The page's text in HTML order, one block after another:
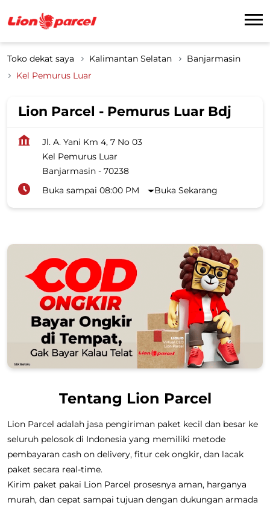
Toko dekat saya Kalimantan Selatan
Banjarmasin
Kel Pemurus Luar
Lion Parcel - Pemurus Luar Bdj
Jl. A. Yani Km 4, 7 No 03
Kel Pemurus Luar
Banjarmasin - 70238
Buka sampai 08:00 PM
Buka Sekarang
Tentang Lion Parcel
Lion Parcel adalah jasa pengiriman paket kecil dan besar ke
seluruh pelosok di Indonesia yang memiliki metode
pembayaran cash on delivery, fitur cek ongkir, dan lacak
paket secara real-time.
Kirim paket pakai Lion Parcel prosesnya aman, harganya
murah, dan cepat sampai tujuan dengan dukungan armada